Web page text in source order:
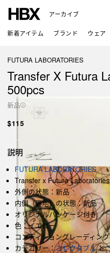
アーカイブ
新着アイテム ブランド ウェア
FUTURA LABORATORIES
Transfer X Futura
500pcs
新品
$115
説明
FUTURA LABORATORIES
Transfer x Futura
外側の状態：新品
内側（裏地）の状態：新品
オリジナルパッケージ付き
色：イエロー
コンディショングレーディン
カテゴリー：コレクタブルと